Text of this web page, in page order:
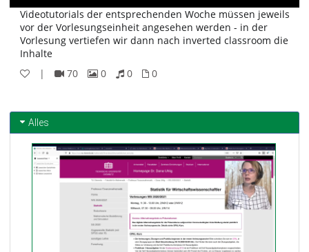
Videotutorials der entsprechenden Woche müssen jeweils
vor der Vorlesungseinheit angesehen werden - in der
Vorlesung vertiefen wir dann nach inverted classroom die
Inhalte
|
70
0
0
0
Alles